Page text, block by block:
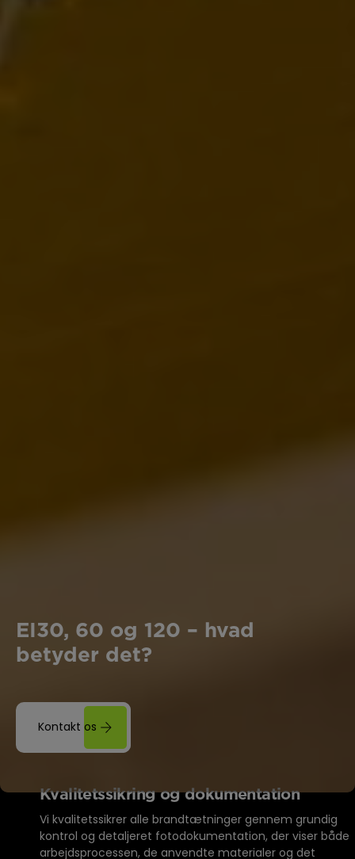
EI30, 60 og 120 – hvad
betyder det?
Kontakt os
Kvalitetssikring og dokumentation
Vi kvalitetssikrer alle brandtætninger gennem grundig
kontrol og detaljeret fotodokumentation, der viser både
arbejdsprocessen, de anvendte materialer og det